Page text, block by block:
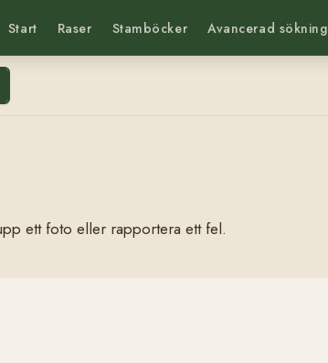
Start Raser Stamböcker Avancerad sökning
ett foto eller rapportera ett fel.